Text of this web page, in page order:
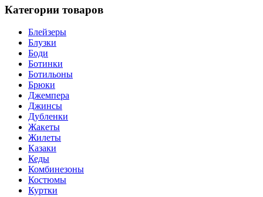
Категории товаров
Блейзеры
Блузки
Боди
Ботинки
Ботильоны
Брюки
Джемпера
Джинсы
Дубленки
Жакеты
Жилеты
Казаки
Кеды
Комбинезоны
Костюмы
Куртки